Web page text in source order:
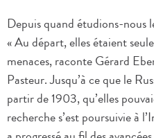
Depuis quand étudions-nous
« Au départ, elles étaient
menaces, raconte Gérard
Pasteur. Jusqu’à ce que le
partir de 1903, qu’elles
recherche s’est poursuivie à